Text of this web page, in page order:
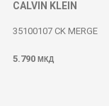
CALVIN KLEIN
35100107 CK MERGE
5.790 МКД